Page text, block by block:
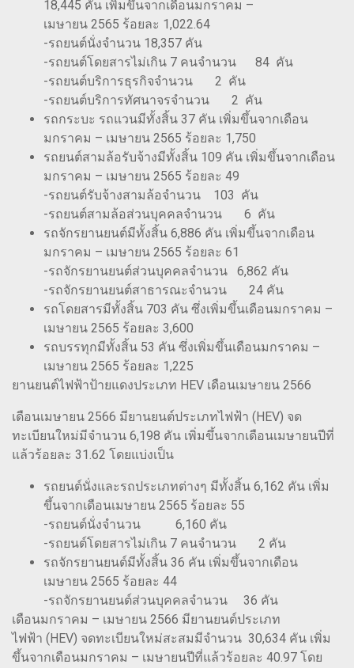
18,445 คัน เพิ่มขึ้นจากเดือนมกราคม –
เมษายน 2565 ร้อยละ 1,022.64
-รถยนต์นั่งจำนวน 18,357 คัน
-รถยนต์โดยสารไม่เกิน 7 คนจำนวน 84 คัน
-รถยนต์บริการธุรกิจจำนวน 2 คัน
-รถยนต์บริการทัศนาจรจำนวน 2 คัน
รถกระบะ รถแวนมีทั้งสิ้น 37 คัน เพิ่มขึ้นจากเดือน
มกราคม – เมษายน 2565 ร้อยละ 1,750
รถยนต์สามล้อรับจ้างมีทั้งสิ้น 109 คัน เพิ่มขึ้นจากเดือน
มกราคม – เมษายน 2565 ร้อยละ 49
-รถยนต์รับจ้างสามล้อจำนวน 103 คัน
-รถยนต์สามล้อส่วนบุคคลจำนวน 6 คัน
รถจักรยานยนต์มีทั้งสิ้น 6,886 คัน เพิ่มขึ้นจากเดือน
มกราคม – เมษายน 2565 ร้อยละ 61
-รถจักรยานยนต์ส่วนบุคคลจำนวน 6,862 คัน
-รถจักรยานยนต์สาธารณะจำนวน 24 คัน
รถโดยสารมีทั้งสิ้น 703 คัน ซึ่งเพิ่มขึ้นเดือนมกราคม –
เมษายน 2565 ร้อยละ 3,600
รถบรรทุกมีทั้งสิ้น 53 คัน ซึ่งเพิ่มขึ้นเดือนมกราคม –
เมษายน 2565 ร้อยละ 1,225
ยานยนต์ไฟฟ้าป้ายแดงประเภท HEV เดือนเมษายน 2566
เดือนเมษายน 2566 มียานยนต์ประเภทไฟฟ้า (HEV) จด
ทะเบียนใหม่มีจำนวน 6,198 คัน เพิ่มขึ้นจากเดือนเมษายนปีที่
แล้วร้อยละ 31.62 โดยแบ่งเป็น
รถยนต์นั่งและรถประเภทต่างๆ มีทั้งสิ้น 6,162 คัน เพิ่ม
ขึ้นจากเดือนเมษายน 2565 ร้อยละ 55
-รถยนต์นั่งจำนวน 6,160 คัน
-รถยนต์โดยสารไม่เกิน 7 คนจำนวน 2 คัน
รถจักรยานยนต์มีทั้งสิ้น 36 คัน เพิ่มขึ้นจากเดือน
เมษายน 2565 ร้อยละ 44
-รถจักรยานยนต์ส่วนบุคคลจำนวน 36 คัน
เดือนมกราคม – เมษายน 2566 มียานยนต์ประเภท
ไฟฟ้า (HEV) จดทะเบียนใหม่สะสมมีจำนวน 30,634 คัน เพิ่ม
ขึ้นจากเดือนมกราคม – เมษายนปีที่แล้วร้อยละ 40.97 โดย